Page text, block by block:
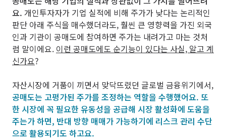
요. 개인투자자가 기업 실적에 비해 주가가 낮다는 논리적인
판단 아래 주식을 매수했더라도, 훨씬 큰 영향력을 가진 외국
인과 기관이 공매도에 참여하면 주가는 내려가고 마는 것처
럼 말이에요. 이런 공매도에도 순기능이 있다는 사실, 알고 계
신가요?
자산시장에 거품이 끼면서 맞닥뜨렸던 글로벌 금융위기에서,
공매도는 고평가된 주가를 조정하는 역할을 수행했어요. 또
한 시장에 꼭 필요한 유동성을 공급해 시장 활성화에 도움을
주는가 하면, 반대 방향 매매가 가능하기에 리스크 관리 수단
으로 활용되기도 하고요.